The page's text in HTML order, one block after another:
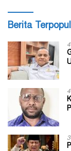
Berita